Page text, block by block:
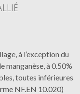
à l’exception du
manganèse, à 0.50%
toutes inférieures
NF.EN 10.020)